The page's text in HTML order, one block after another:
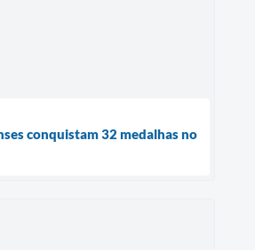
conquistam 32 medalhas no